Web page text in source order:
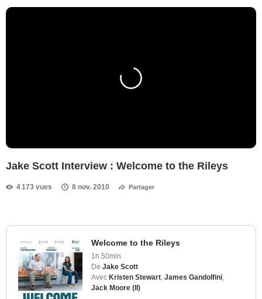
Jake Scott Interview : Welcome to the Rileys
4 173 vues 8 nov. 2010 Partager
Welcome to the Rileys
1h 50min
De Jake Scott
Avec Kristen Stewart James Gandolfini
Jack Moore (II)